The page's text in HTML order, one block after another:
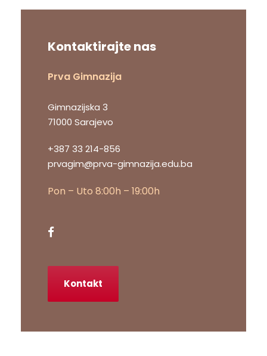
Kontaktirajte nas
Prva Gimnazija
Gimnazijska 3
71000 Sarajevo
+387 33 214-856
prvagim@prva-gimnazija.edu.ba
Pon – Uto 8:00h – 19:00h
Kontakt